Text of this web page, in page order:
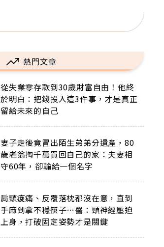
熱門文章
從失業零存款到30歲財富自由！他終
於明白：把錢投入這3件事，才是真正
留給未來的自己
妻子走後竟冒出陌生弟弟分遺產，80
歲老翁掏千萬買回自己的家：夫妻相
守60年，卻輸給一個名字
肩頸痠痛、反覆落枕都沒在意，直到
手麻到拿不穩筷子…醫：頸神經壓迫
上身，打破固定姿勢才是關鍵